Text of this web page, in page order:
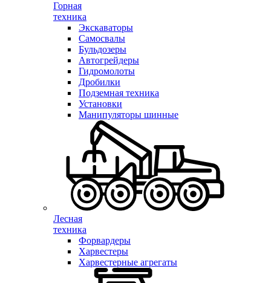
Горная
техника
Экскаваторы
Самосвалы
Бульдозеры
Автогрейдеры
Гидромолоты
Дробилки
Подземная техника
Установки
Манипуляторы шинные
Лесная
техника
Форвардеры
Харвестеры
Харвестерные агрегаты